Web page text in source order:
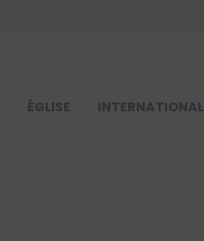
ÉGLISE INTERNATIONAL